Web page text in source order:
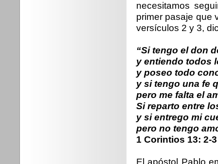
necesitamos
primer pasaje que
versículos 2 y 3,
“Si tengo el don
y entiendo todos
y poseo todo
y si tengo una fe
pero me falta el
Si reparto entre
y si entrego mi
pero no tengo
1 Corintios 13: 2-3
El apóstol Pablo